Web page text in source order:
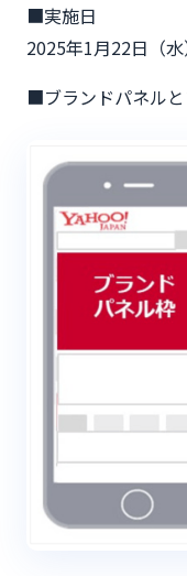
■実施日
2025年1月22日（水
■ブランドパネル